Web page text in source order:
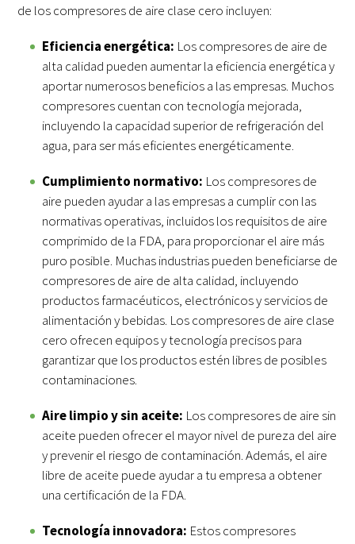
de los compresores de aire clase cero incluyen:
Eficiencia energética: Los compresores de aire de
alta calidad pueden aumentar la eficiencia energética y
aportar numerosos beneficios a las empresas. Muchos
compresores cuentan con tecnología mejorada,
incluyendo la capacidad superior de refrigeración del
agua, para ser más eficientes energéticamente.
Cumplimiento normativo: Los compresores de
aire pueden ayudar a las empresas a cumplir con las
normativas operativas, incluidos los requisitos de aire
comprimido de la FDA, para proporcionar el aire más
puro posible. Muchas industrias pueden beneficiarse de
compresores de aire de alta calidad, incluyendo
productos farmacéuticos, electrónicos y servicios de
alimentación y bebidas. Los compresores de aire clase
cero ofrecen equipos y tecnología precisos para
garantizar que los productos estén libres de posibles
contaminaciones.
Aire limpio y sin aceite: Los compresores de aire sin
aceite pueden ofrecer el mayor nivel de pureza del aire
y prevenir el riesgo de contaminación. Además, el aire
libre de aceite puede ayudar a tu empresa a obtener
una certificación de la FDA.
Tecnología innovadora: Estos compresores